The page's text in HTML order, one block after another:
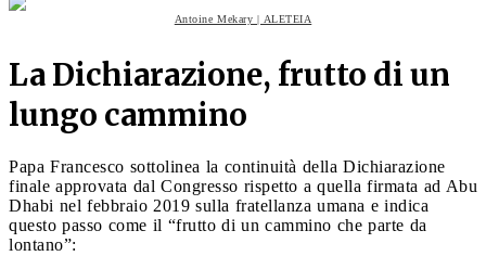
Antoine Mekary | ALETEIA
La Dichiarazione, frutto di un
lungo cammino
Papa Francesco sottolinea la continuità della Dichiarazione
finale approvata dal Congresso rispetto a quella firmata ad Abu
Dhabi nel febbraio 2019 sulla fratellanza umana e indica
questo passo come il “frutto di un cammino che parte da
lontano”: